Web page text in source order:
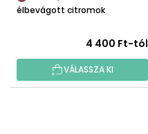
Félbevágott citromok
4 400 Ft-tól
VÁLASSZA KI